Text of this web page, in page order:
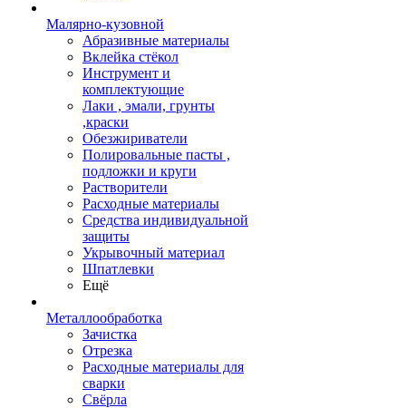
Малярно-кузовной
Абразивные материалы
Вклейка стёкол
Инструмент и
комплектующие
Лаки , эмали, грунты
,краски
Обезжириватели
Полировальные пасты ,
подложки и круги
Растворители
Расходные материалы
Средства индивидуальной
защиты
Укрывочный материал
Шпатлевки
Ещё
Металлообработка
Зачистка
Отрезка
Расходные материалы для
сварки
Свёрла